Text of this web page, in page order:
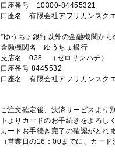
口座番号 10300-84455321
口座名 有限会社アフリカンスク
*ゆうちょ銀行以外の金融機関か
金融機関名 ゆうちょ銀行
支店名 038 （ゼロサンハチ）
口座番号 8445532
口座名 有限会社アフリカンスク
ご注文確定後、決済サービスより
トよりカードのお手続きをよろし
カードお手続き完了の確認がとれ
（営業日の16：00までに、カー